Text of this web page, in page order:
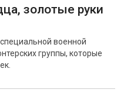
золотые руки
военной
группы, которые